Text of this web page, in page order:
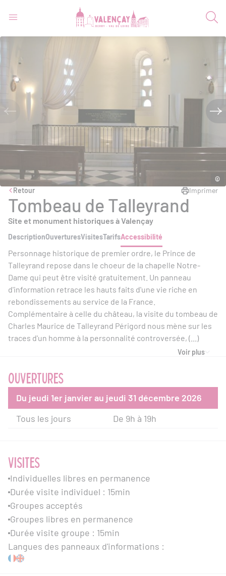
©
Retour Imprimer
Tombeau de Talleyrand
Site et monument historiques à Valençay
DescriptionOuverturesVisitesTarifsAccessibilité
Personnage historique de premier ordre, le Prince de
Talleyrand repose dans le choeur de la chapelle Notre-
Dame qui peut être visité gratuitement. Un panneau
d'information retrace les hauts faits d'une vie riche en
rebondissements au service de la France.
Complémentaire à celle du château, la visite du tombeau de
Charles Maurice de Talleyrand Périgord nous mène sur les
traces d'un homme à la personnalité controversée, (...)
Voir plus
OUVERTURES
Du jeudi 1er janvier au jeudi 31 décembre 2026
Tous les jours
De 9h à 19h
VISITES
Individuelles libres en permanence
Durée visite individuel : 15min
Groupes acceptés
Groupes libres en permanence
Durée visite groupe : 15min
Langues des panneaux d'informations :